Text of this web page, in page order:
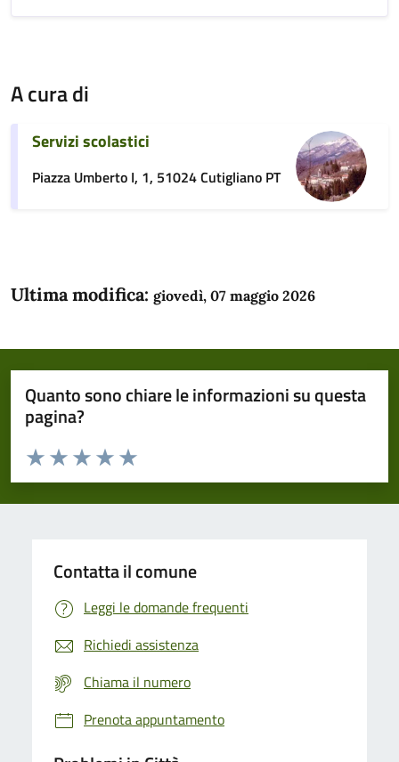
A cura di
Servizi scolastici
Piazza Umberto I, 1, 51024 Cutigliano PT
Ultima modifica: giovedì, 07 maggio 2026
Quanto sono chiare le informazioni su questa
pagina?
Domanda
Valuta da 1 a 5 stelle la pagina
Valuta 5 stelle su 5
Valuta 4 stelle su 5
Valuta 3 stelle su 5
Valuta 2 stelle su 5
Valuta 1 stelle su 5
Contatta il comune
Leggi le domande frequenti
Richiedi assistenza
Chiama il numero
Prenota appuntamento